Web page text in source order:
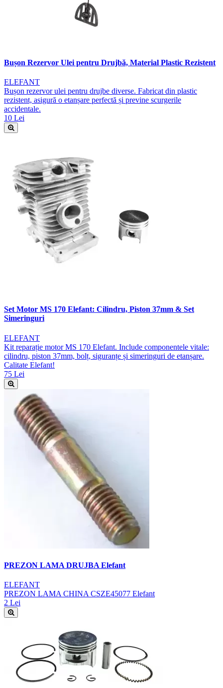
Bușon Rezervor Ulei pentru Drujbă, Material Plastic Rezistent
ELEFANT
Bușon rezervor ulei pentru drujbe diverse. Fabricat din plastic
rezistent, asigură o etanșare perfectă și previne scurgerile
accidentale.
10 Lei
Set Motor MS 170 Elefant: Cilindru, Piston 37mm & Set
Simeringuri
ELEFANT
Kit reparație motor MS 170 Elefant. Include componentele vitale:
cilindru, piston 37mm, bolț, siguranțe și simeringuri de etanșare.
Calitate Elefant!
75 Lei
PREZON LAMA DRUJBA Elefant
ELEFANT
PREZON LAMA CHINA CSZE45077 Elefant
2 Lei